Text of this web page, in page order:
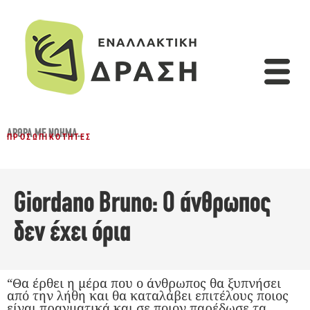
ΆΡΘΡΑ ΜΕ ΝΌΗΜΑ...
ΠΡΟΣΩΠΙΚΌΤΗΤΕΣ
Giordano Bruno: Ο άνθρωπος
δεν έχει όρια
“Θα έρθει η μέρα που ο άνθρωπος θα ξυπνήσει
από την λήθη και θα καταλάβει επιτέλους ποιος